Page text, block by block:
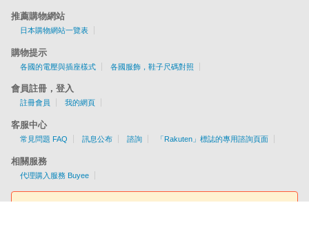
推薦購物網站
日本購物網站一覽表
購物提示
各國的電壓與插座樣式 各國服飾，鞋子尺碼對照
會員註冊，登入
註冊會員 我的網頁
客服中心
常見問題 FAQ 訊息公布 諮詢 「Rakuten」標誌的專用諮詢頁面
相關服務
代理購入服務 Buyee